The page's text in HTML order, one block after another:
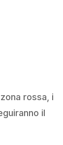
rossa, i
il